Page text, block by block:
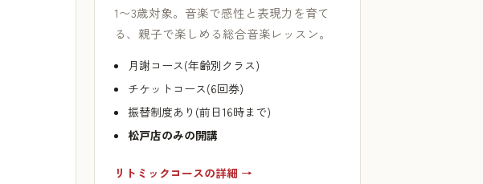
1〜3歳対象。音楽で感性と表現力を育て
る、親子で楽しめる総合音楽レッスン。
月謝コース(年齢別クラス)
チケットコース(6回券)
振替制度あり(前日16時まで)
松戸店のみの開講
リトミックコースの詳細 →